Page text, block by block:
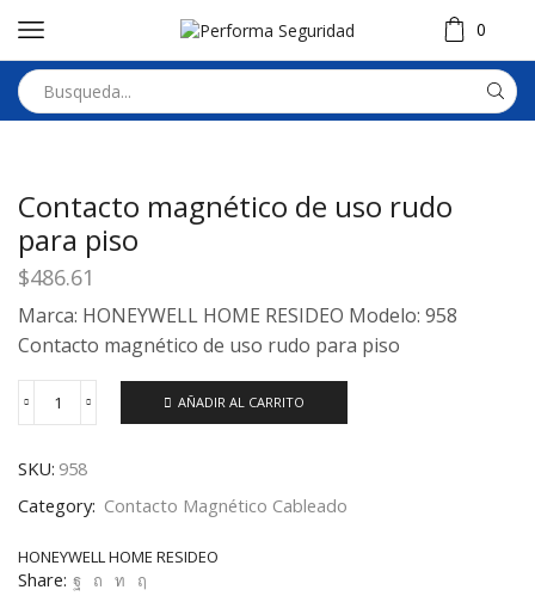
0
Contacto magnético de uso rudo
para piso
$486.61
Marca: HONEYWELL HOME RESIDEO Modelo: 958
Contacto magnético de uso rudo para piso
AÑADIR AL CARRITO
SKU: 958
Category: Contacto Magnético Cableado
HONEYWELL HOME RESIDEO
Share: